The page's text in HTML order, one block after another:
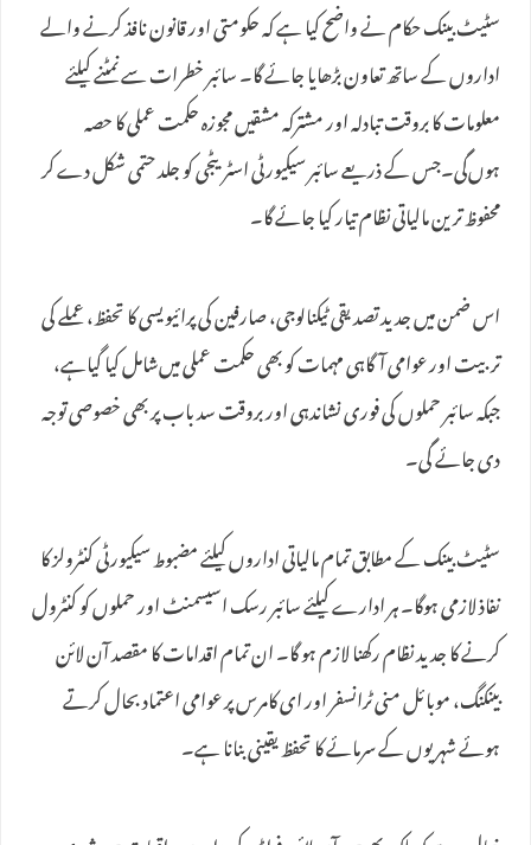
سٹیٹ بینک حکام نے واضح کیا ہے کہ حکومتی اور قانون نافذ کرنے والے
اداروں کے ساتھ تعاون بڑھایا جائے گا۔ سائبر خطرات سے نمٹنے کیلئے
معلومات کا بروقت تبادلہ اور مشترکہ مشقیں مجوزہ حکمت عملی کا حصہ
ہوں‌گی۔جس کے ذریعے سائبر سیکیورٹی اسٹریٹجی کو جلد حتمی شکل دے کر
محفوظ ترین مالیاتی نظام تیار کیا جائے گا۔
اس ضمن میں جدید تصدیقی ٹیکنالوجی، صارفین کی پرائیویسی کا تحفظ، عملے کی
تربیت اور عوامی آگاہی مہمات کو بھی حکمت عملی میں‌شامل کیا گیاہے،
جبکہ سائبر حملوں کی فوری نشاندہی اور بروقت سد باب پر بھی خصوصی توجہ
دی جائے گی۔
سٹیٹ بینک کے مطابق تمام مالیاتی اداروں کیلئے مضبوط سیکیورٹی کنٹرولز کا
نفاذ لازمی ہوگا۔ ہر ادارے کیلئے سائبر رسک اسیسمنٹ اور حملوں کو کنٹرول
کرنے کا جدید نظام رکھنا لازم ہو گا۔ ان تمام اقدامات کا مقصد آن لائن
بینکنگ، موبائل منی ٹرانسفر اور ای کامرس پر عوامی اعتماد بحال کرتے
ہوئے شہریوں کے سرمائے کا تحفظ یقینی بنانا ہے۔